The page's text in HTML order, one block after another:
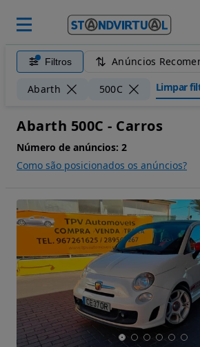
Filtros Anúncios
Abarth 500C Limpar
Abarth 500C - Carros
Número de anúncios: 2
Como são posicionados os anúncios?